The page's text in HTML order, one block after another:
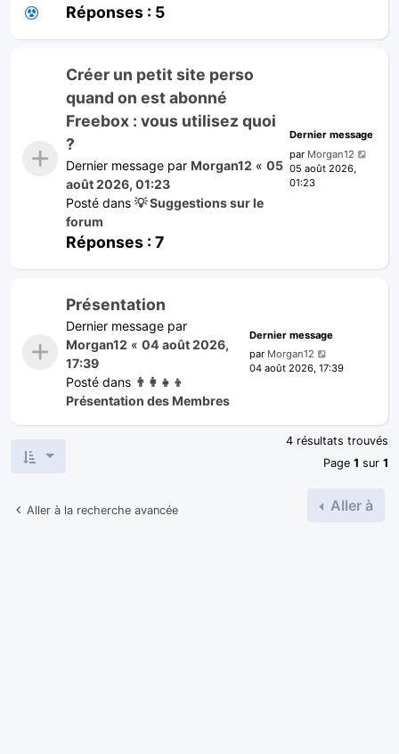
Réponses : 5
Créer un petit site perso
quand on est abonné
Freebox : vous utilisez quoi
?
Dernier message par Morgan12 « 05
août 2026, 01:23
Posté dans 💡 Suggestions sur le
forum
Réponses : 7
Dernier message
par Morgan12
05 août 2026,
01:23
Présentation
Dernier message par
Morgan12 « 04 août 2026,
17:39
Posté dans 👨‍👩‍👧‍👦
Présentation des Membres
Dernier message
par Morgan12
04 août 2026, 17:39
4 résultats trouvés
Page 1 sur 1
Aller à la recherche avancée Aller à